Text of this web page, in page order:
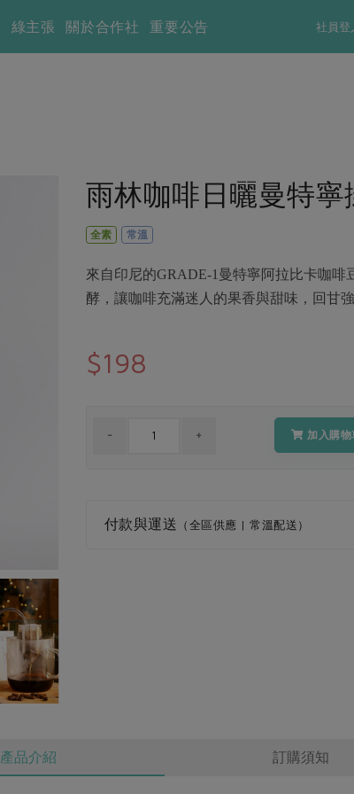
社員登
綠主張 關於合作社 重要公告
雨林咖啡日曬曼特寧
全素 常溫
來自印尼的GRADE-1曼特寧阿拉比卡咖
酵，讓咖啡充滿迷人的果香與甜味，回甘
$198
加入購物
付款與運送 （全區供應 | 常溫配送）
產品介紹 訂購須知